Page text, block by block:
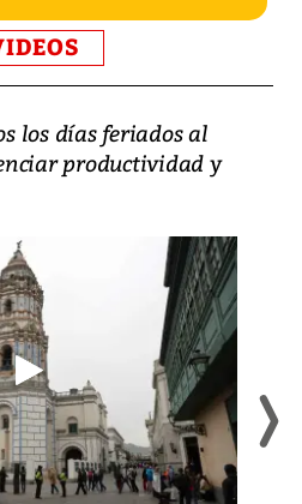
los días feriados al
productividad y